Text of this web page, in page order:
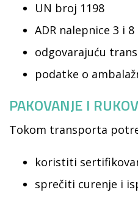
UN broj 1198
ADR nalepnice 3 i
odgovarajuću
podatke o
PAKOVANJE I
Tokom transporta
koristiti
sprečiti curenje i